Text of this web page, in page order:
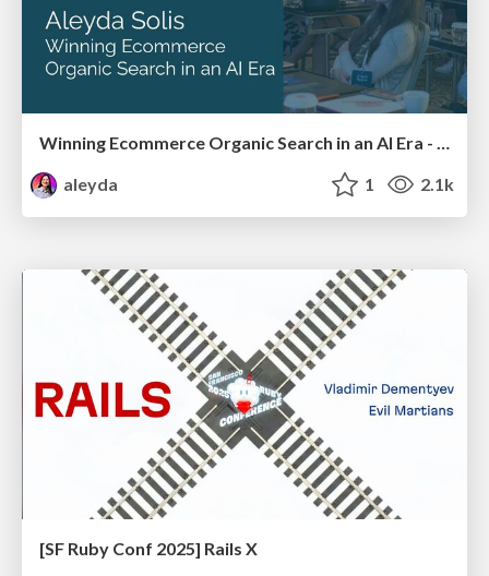
aleyda
1 2.1k
[SF Ruby Conf 2025] Rails X